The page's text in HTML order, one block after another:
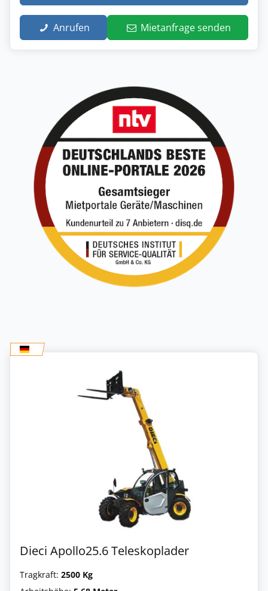
Anrufen Mietanfrage senden
Dieci Apollo25.6 Teleskoplader
Tragkraft: 2500 Kg